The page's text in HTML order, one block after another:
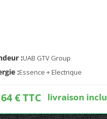
:UAB GTV Group
:Essence + Electrique
€ TTC livraison